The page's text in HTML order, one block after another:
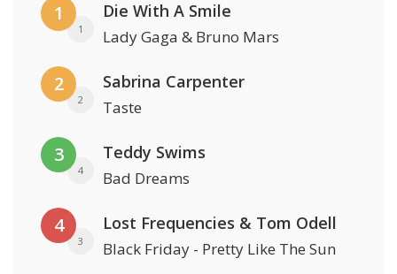
1
1
Die With A Smile
Lady Gaga & Bruno Mars
2
2
Sabrina Carpenter
Taste
3
4
Teddy Swims
Bad Dreams
4
3
Lost Frequencies & Tom Odell
Black Friday - Pretty Like The Sun